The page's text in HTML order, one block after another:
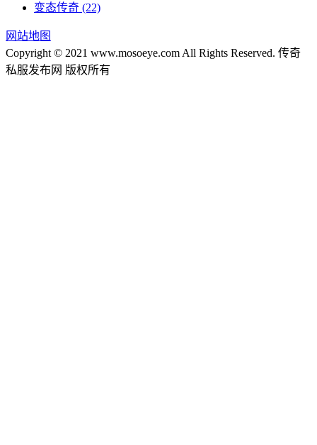
变态传奇 (22)
网站地图
Copyright © 2021 www.mosoeye.com All Rights Reserved. 传奇
私服发布网 版权所有